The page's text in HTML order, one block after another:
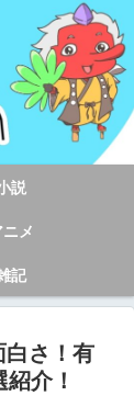
説
メ
記
さ！有
介！